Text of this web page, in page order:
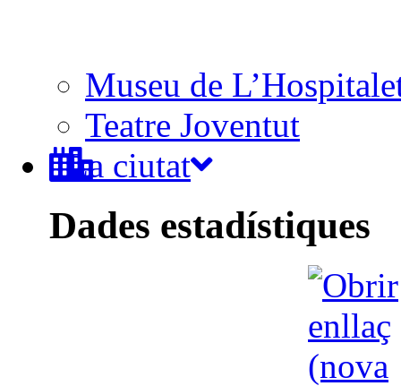
Museu de
Teatre Joventut
La ciutat
Dades estadístiques